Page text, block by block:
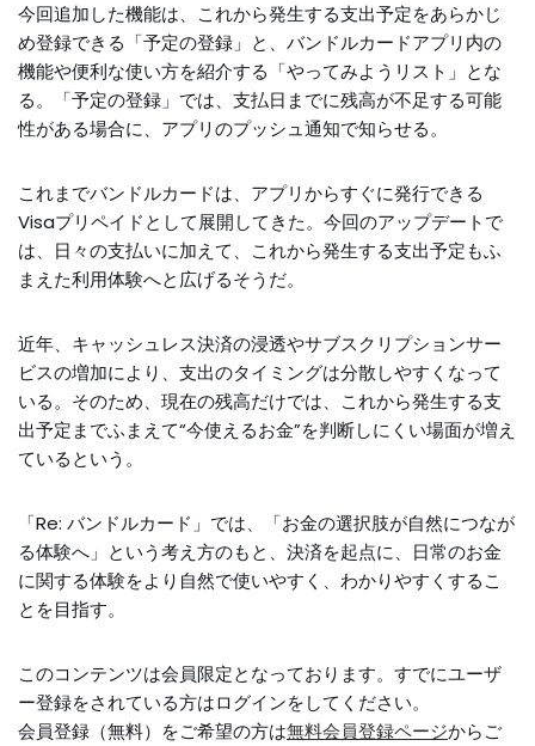
今回追加した機能は、これから発生する支出予定をあらかじ
め登録できる「予定の登録」と、バンドルカードアプリ内の
機能や便利な使い方を紹介する「やってみようリスト」とな
る。「予定の登録」では、支払日までに残高が不足する可能
性がある場合に、アプリのプッシュ通知で知らせる。
これまでバンドルカードは、アプリからすぐに発行できる
Visaプリペイドとして展開してきた。今回のアップデートで
は、日々の支払いに加えて、これから発生する支出予定もふ
まえた利用体験へと広げるそうだ。
近年、キャッシュレス決済の浸透やサブスクリプションサー
ビスの増加により、支出のタイミングは分散しやすくなって
いる。そのため、現在の残高だけでは、これから発生する支
出予定までふまえて“今使えるお金”を判断しにくい場面が増え
ているという。
「Re: バンドルカード」では、「お金の選択肢が自然につなが
る体験へ」という考え方のもと、決済を起点に、日常のお金
に関する体験をより自然で使いやすく、わかりやすくするこ
とを目指す。
このコンテンツは会員限定となっております。すでにユーザ
ー登録をされている方はログインをしてください。
会員登録（無料）をご希望の方は無料会員登録ページからご